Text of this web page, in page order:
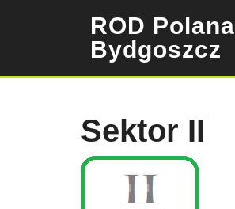
ROD Polana
Bydgoszcz
Sektor II